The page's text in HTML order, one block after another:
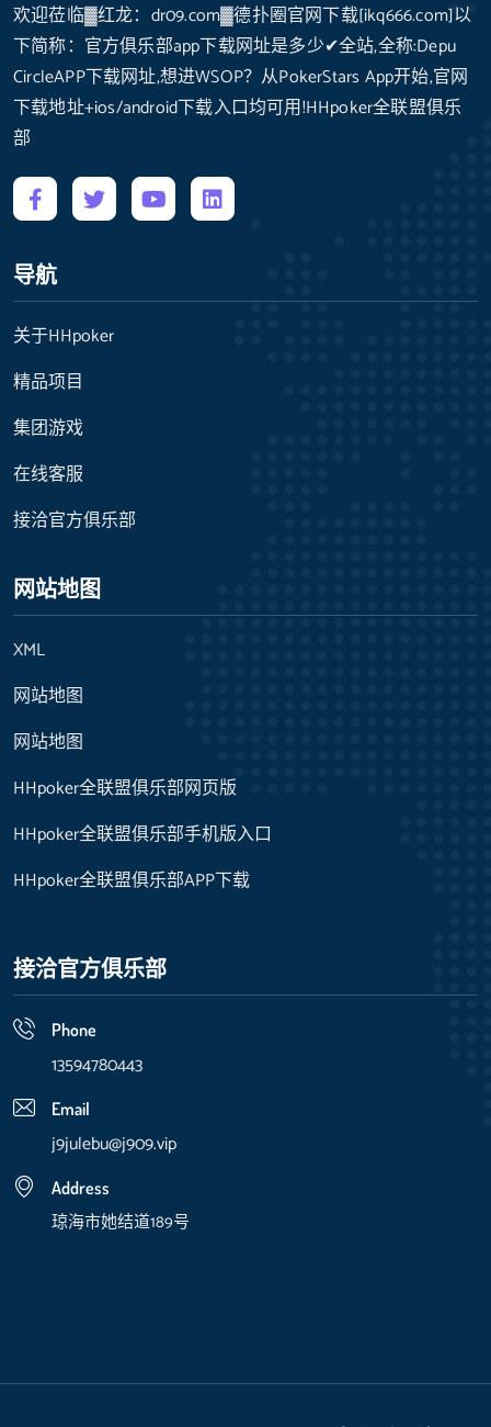
欢迎莅临▓红龙：dr09.com▓德扑圈官网下载[ikq666.com]以
下简称：官方俱乐部app下载网址是多少✔全站,全称:Depu
CircleAPP下载网址,想进WSOP？从PokerStars App开始,官网
下载地址+ios/android下载入口均可用!HHpoker全联盟俱乐
部
导航
关于HHpoker
精品项目
集团游戏
在线客服
接洽官方俱乐部
网站地图
XML
网站地图
网站地图
HHpoker全联盟俱乐部网页版
HHpoker全联盟俱乐部手机版入口
HHpoker全联盟俱乐部APP下载
接洽官方俱乐部
Phone
13594780443
Email
j9julebu@j909.vip
Address
琼海市她结道189号